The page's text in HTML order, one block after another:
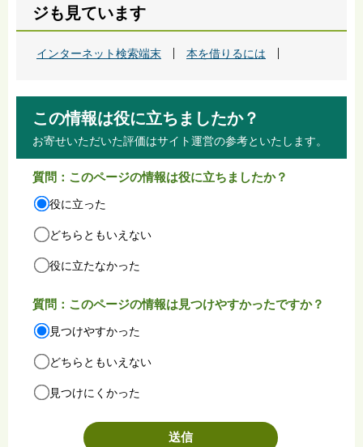
ジも見ています
インターネット検索端末 本を借りるには
この情報は役に立ちましたか？
お寄せいただいた評価はサイト運営の参考といたします。
質問：このページの情報は役に立ちましたか？
役に立った
どちらともいえない
役に立たなかった
質問：このページの情報は見つけやすかったですか？
見つけやすかった
どちらともいえない
見つけにくかった